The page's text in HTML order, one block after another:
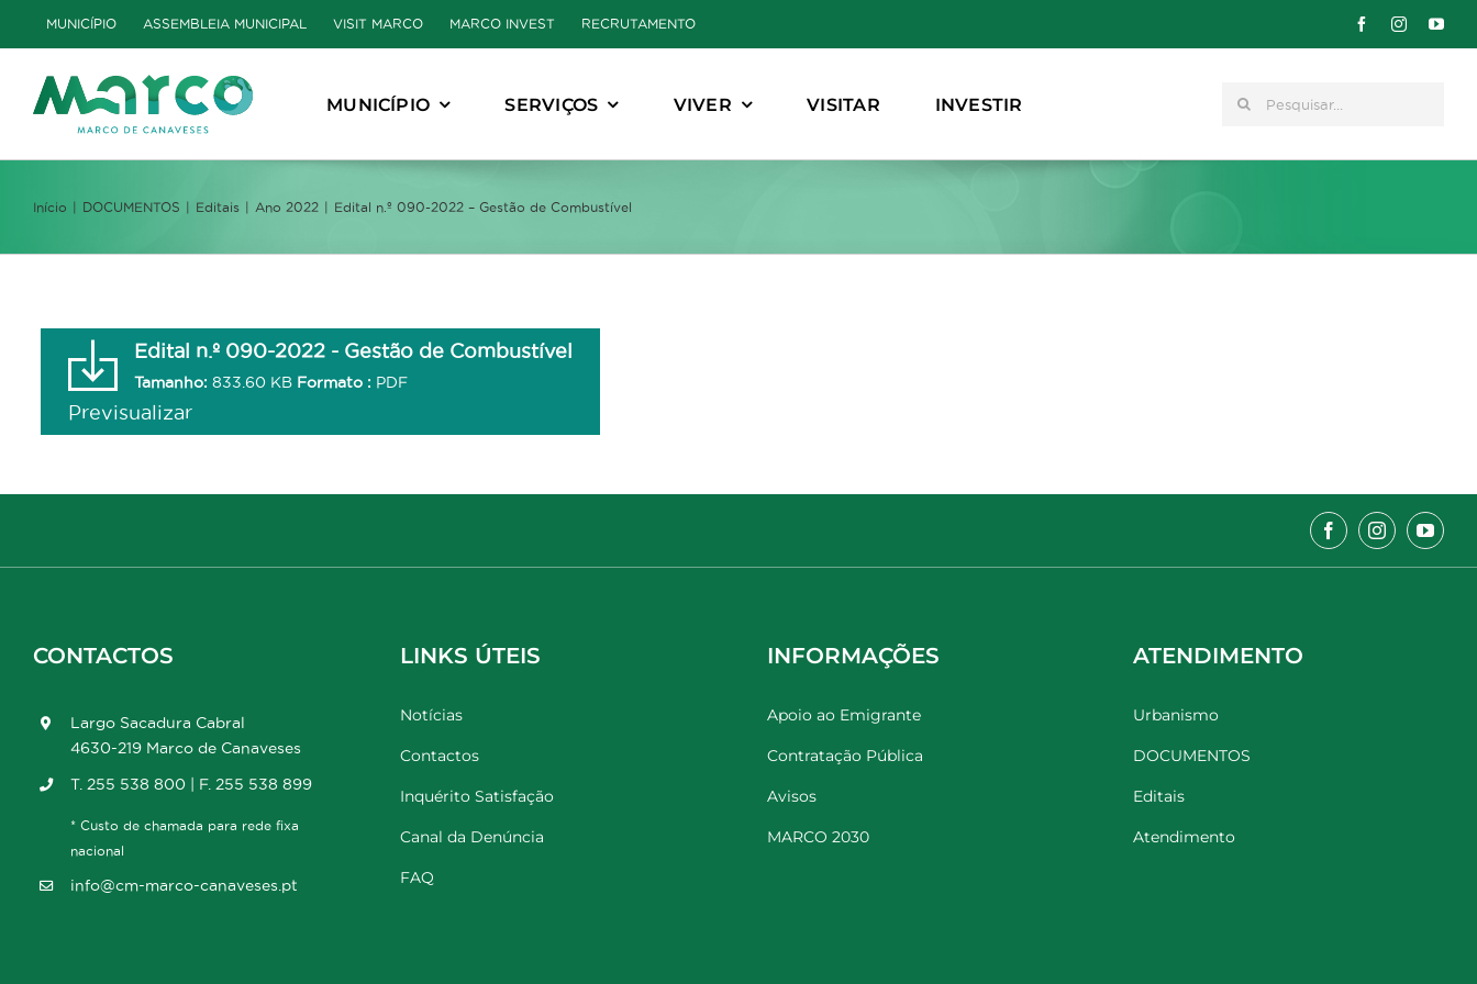
to
content
MUNICÍPIO ASSEMBLEIA MUNICIPAL VISIT MARCO MARCO INVEST RECRUTAMENTO
MUNICÍPIO SERVIÇOS VIVER VISITAR INVESTIR Pesquisar
Início DOCUMENTOS Editais Ano 2022 Edital n.º 090-2022 – Gestão de Combustível
Edital n.º 090-2022 - Gestão de Combustível
Tamanho: 833.60 KB Formato : PDF
Previsualizar
CONTACTOS
Largo Sacadura Cabral
4630-219 Marco de Canaveses
T. 255 538 800 | F. 255 538 899
* Custo de chamada para rede fixa
nacional
info@cm-marco-canaveses.pt
LINKS ÚTEIS
Notícias
Contactos
Inquérito Satisfação
Canal da Denúncia
FAQ
INFORMAÇÕES
Apoio ao Emigrante
Contratação Pública
Avisos
MARCO 2030
ATENDIMENTO
Urbanismo
DOCUMENTOS
Editais
Atendimento